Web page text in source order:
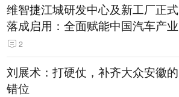
维智捷江城研发中心及新工厂正式
落成启用：全面赋能中国汽车产业
2
刘展术：打硬仗，补齐大众安徽的
错位